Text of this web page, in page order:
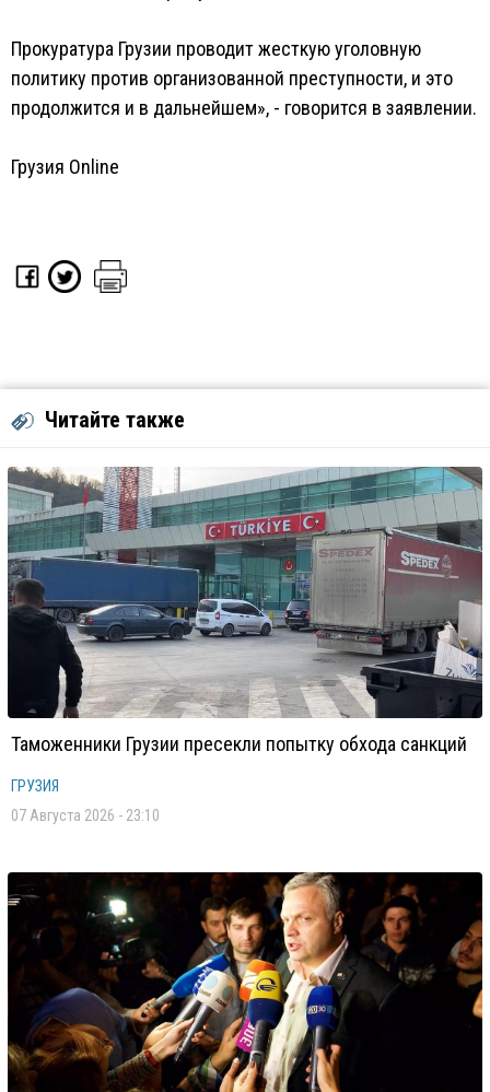
Прокуратура Грузии проводит жесткую уголовную
политику против организованной преступности, и это
продолжится и в дальнейшем», - говорится в заявлении.
Грузия Online
Читайте также
Таможенники Грузии пресекли попытку обхода санкций
ГРУЗИЯ
07 Августа 2026 - 23:10